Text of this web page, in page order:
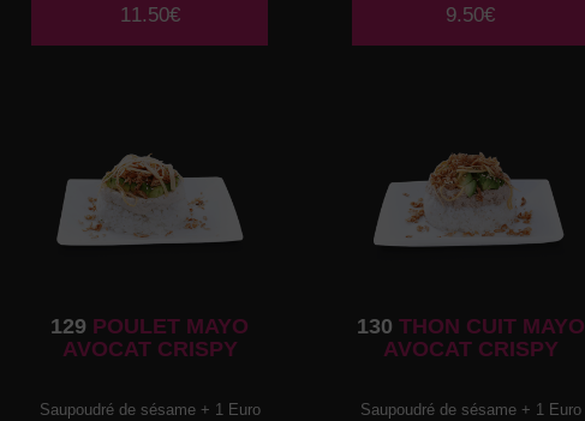
11.50€ 9.50€
129 POULET MAYO
AVOCAT CRISPY
Saupoudré de sésame + 1 Euro
130 THON CUIT MAYO
AVOCAT CRISPY
Saupoudré de sésame + 1 Euro